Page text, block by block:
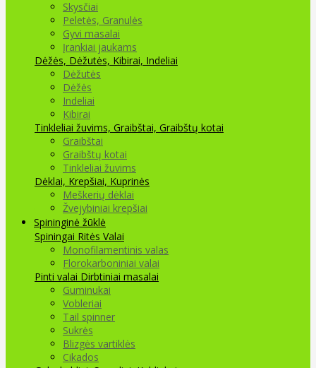
Skysčiai
Peletės, Granulės
Gyvi masalai
Įrankiai jaukams
Dėžės, Dėžutės, Kibirai, Indeliai
Dėžutės
Dėžės
Indeliai
Kibirai
Tinkleliai žuvims, Graibštai, Graibštų kotai
Graibštai
Graibštų kotai
Tinkleliai žuvims
Dėklai, Krepšiai, Kuprinės
Meškerių dėklai
Žvejybiniai krepšiai
Spininginė žūklė
Spiningai Ritės Valai
Monofilamentinis valas
Florokarboniniai valai
Pinti valai Dirbtiniai masalai
Guminukai
Vobleriai
Tail spinner
Sukrės
Blizgės vartiklės
Cikados